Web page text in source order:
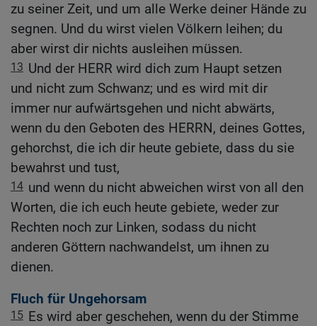
zu seiner Zeit, und um alle Werke deiner Hände zu
segnen. Und du wirst vielen Völkern leihen; du
aber wirst dir nichts ausleihen müssen.
13 Und der HERR wird dich zum Haupt setzen
und nicht zum Schwanz; und es wird mit dir
immer nur aufwärtsgehen und nicht abwärts,
wenn du den Geboten des HERRN, deines Gottes,
gehorchst, die ich dir heute gebiete, dass du sie
bewahrst und tust,
14 und wenn du nicht abweichen wirst von all den
Worten, die ich euch heute gebiete, weder zur
Rechten noch zur Linken, sodass du nicht
anderen Göttern nachwandelst, um ihnen zu
dienen.
Fluch für Ungehorsam
15 Es wird aber geschehen, wenn du der Stimme